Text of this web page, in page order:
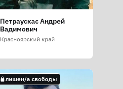
Петраускас Андрей
Вадимович
Красноярский край
лишен/а свободы